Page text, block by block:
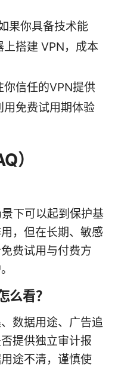
果你具备技术能
搭建 VPN，成本
信任的VPN提供
用免费试用期体验
）
下可以起到保护基
，但在长期、敏感
费试用与付费方
么看？
数据用途、广告追
提供独立审计报
途不清，谨慎使